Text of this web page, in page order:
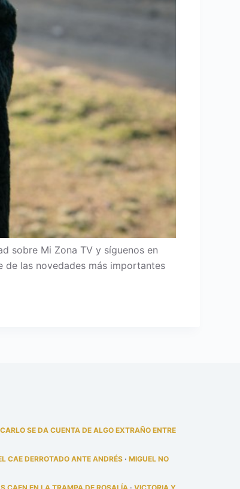
sobre Mi Zona TV y síguenos en
las novedades más importantes
CARLO SE DA CUENTA DE ALGO EXTRAÑO ENTRE
CAE DERROTADO ANTE ANDRÉS ·MIGUEL NO